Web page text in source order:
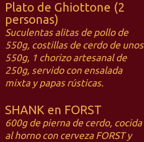
Plato de Ghiottone (2
personas)
Suculentas alitas de pollo de
550g, costillas de cerdo de unos
550g, 1 chorizo artesanal de
250g, servido con ensalada
mixta y papas rústicas.
SHANK en FORST
600g de pierna de cerdo, cocida
al horno con cerveza FORST y